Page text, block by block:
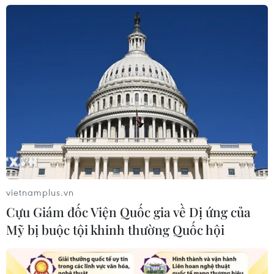
Hàn Quốc mở rộng điều tra nghi vấn
thông đồng giá sang ngành hóa dầu
Kim ngạch thương mại
song phương giữa hai nước Việt Nam
06/08/2026 06:24
Chủ động nguồn điện phục vụ Hội
nghị cấp cao APEC 2027
06/08/2026 04:31
vietnamplus.vn
Cựu Giám đốc Viện Quốc gia về Dị ứng của
Mỹ bị buộc tội khinh thường Quốc hội